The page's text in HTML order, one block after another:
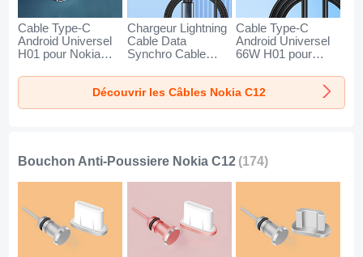
Cable Type-C
Android Universel
H01 pour Nokia
Chargeur Lightning
Cable Data
Synchro Cable
Type-C 100W H01
pour Nokia C12
Noir
Cable Type-C
Android Universel
66W H01 pour
Découvrir les Câbles Nokia C12
Bouchon Anti-Poussiere Nokia C12 (174)